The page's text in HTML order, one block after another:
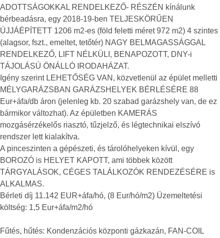
ADOTTSÁGOKKAL RENDELKEZŐ- RÉSZÉN kínálunk
bérbeadásra, egy 2018-19-ben TELJESKÖRŰEN
ÚJJÁÉPÍTETT 1206 m2-es (föld feletti méret 972 m2) 4 szintes
(alagsor, fszt., emeltet, tetőtér) NAGY BELMAGASSÁGGAL
RENDELKEZŐ, LIFT NÉLKÜLI, BENAPOZOTT, DNY-i
TÁJOLÁSÚ ÖNÁLLÓ IRODAHÁZAT.
Igény szerint LEHETŐSÉG VAN, közvetlenül az épület melletti
MÉLYGARÁZSBAN GARÁZSHELYEK BÉRLÉSÉRE 88
Eur+áfa/db áron (jelenleg kb. 20 szabad garázshely van, de ez
bármikor változhat). Az épületben KAMERÁS
mozgásérzékelős riasztó, tűzjelző, és légtechnikai elszívó
rendszer lett kialakítva.
A pinceszinten a gépészeti, és tárolóhelyeken kívül, egy
BOROZÓ is HELYET KAPOTT, ami többek között
TÁRGYALÁSOK, CÉGES TALÁLKOZÓK RENDEZÉSÉRE is
ALKALMAS.
Bérleti díj 11.142 EUR+áfa/hó, (8 Eur/hó/m2) Üzemeltetési
költség: 1,5 Eur+áfa/m2/hó
Fűtés, hűtés: Kondenzációs központi gázkazán, FAN-COIL